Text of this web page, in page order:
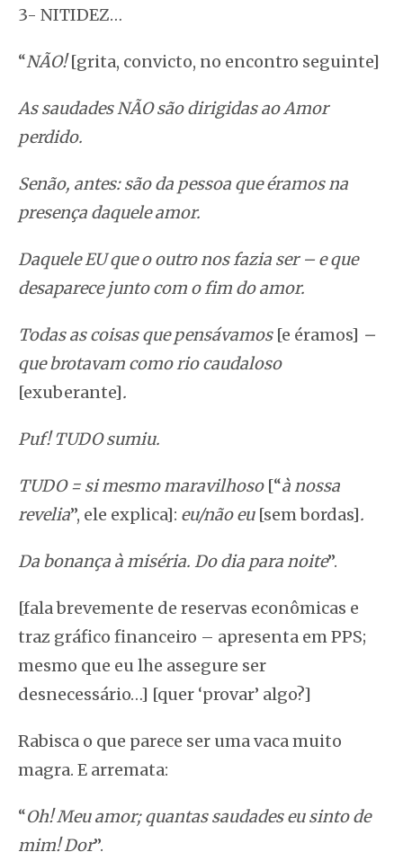
3- NITIDEZ…
“NÃO![grita, convicto, no encontro seguinte]
As saudades NÃO são dirigidas ao Amor
perdido.
Senão, antes: são da pessoa que éramos na
presença daquele amor.
Daquele EU que o outro nos fazia ser – e que
desaparece junto com o fim do amor.
Todas as coisas que pensávamos [e éramos] –
que brotavam como rio caudaloso
[exuberante].
Puf! TUDO sumiu.
TUDO = si mesmo maravilhoso [“à nossa
revelia”, ele explica]: eu/não eu [sem bordas].
Da bonança à miséria. Do dia para noite”.
[fala brevemente de reservas econômicas e
traz gráfico financeiro – apresenta em PPS;
mesmo que eu lhe assegure ser
desnecessário…] [quer ‘provar’ algo?]
Rabisca o que parece ser uma vaca muito
magra. E arremata:
“Oh!Meu amor; quantas saudades eu sinto de
mim! Dor”.